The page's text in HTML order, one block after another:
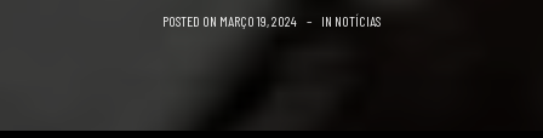
POSTED ON MARÇO 19, 2024 IN NOTÍCIAS